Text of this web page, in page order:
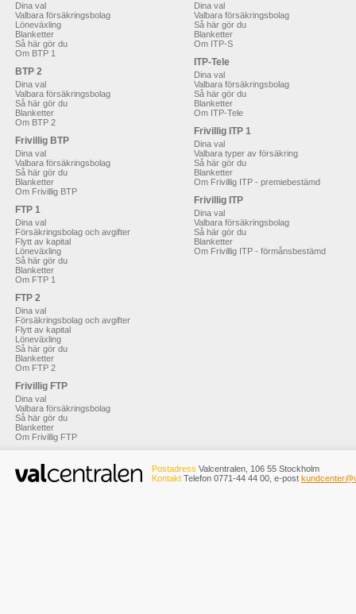
Dina val
Valbara försäkringsbolag
Löneväxling
Blanketter
Så här gör du
Om BTP 1
BTP 2
Dina val
Valbara försäkringsbolag
Så här gör du
Blanketter
Om BTP 2
Frivillig BTP
Dina val
Valbara försäkringsbolag
Så här gör du
Blanketter
Om Frivillig BTP
FTP 1
Dina val
Försäkringsbolag och avgifter
Flytt av kapital
Löneväxling
Så här gör du
Blanketter
Om FTP 1
FTP 2
Dina val
Försäkringsbolag och avgifter
Flytt av kapital
Löneväxling
Så här gör du
Blanketter
Om FTP 2
Frivillig FTP
Dina val
Valbara försäkringsbolag
Så här gör du
Blanketter
Om Frivillig FTP
Dina val
Valbara försäkringsbolag
Så här gör du
Blanketter
Om ITP-S
ITP-Tele
Dina val
Valbara försäkringsbolag
Så här gör du
Blanketter
Om ITP-Tele
Frivillig ITP 1
Dina val
Valbara typer av försäkring
Så här gör du
Blanketter
Om Frivillig ITP - premiebestämd
Frivillig ITP
Dina val
Valbara försäkringsbolag
Så här gör du
Blanketter
Om Frivillig ITP - förmånsbestämd
Postadress Valcentralen, 106 55 Stockholm
Kontakt Telefon 0771-44 44 00, e-post